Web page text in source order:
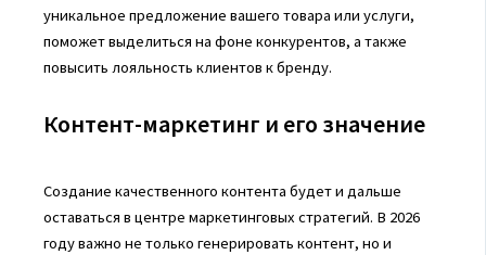
уникальное предложение вашего товара или услуги,
поможет выделиться на фоне конкурентов, а также
повысить лояльность клиентов к бренду.
Контент-маркетинг и его значение
Создание качественного контента будет и дальше
оставаться в центре маркетинговых стратегий. В 2026
году важно не только генерировать контент, но и